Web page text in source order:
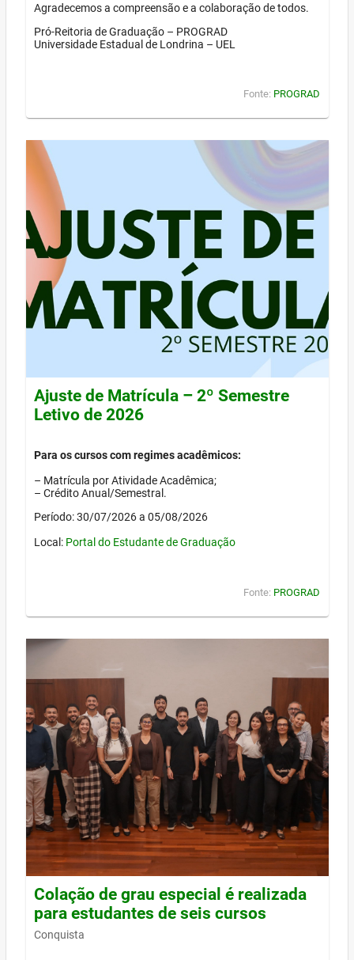
Agradecemos a compreensão e a colaboração de todos.
Pró-Reitoria de Graduação – PROGRAD
Universidade Estadual de Londrina – UEL
Fonte: PROGRAD
Ajuste de Matrícula – 2º Semestre
Letivo de 2026
Para os cursos com regimes acadêmicos:
– Matrícula por Atividade Acadêmica;
– Crédito Anual/Semestral.
Período: 30/07/2026 a 05/08/2026
Local: Portal do Estudante de Graduação
Fonte: PROGRAD
Colação de grau especial é realizada
para estudantes de seis cursos
Conquista